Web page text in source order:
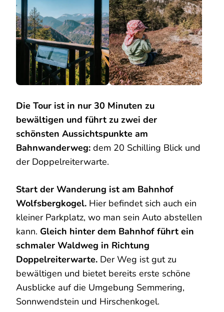
Die Tour ist in nur 30 Minuten zu
bewältigen und führt zu zwei der
schönsten Aussichtspunkte am
Bahnwanderweg: dem 20 Schilling Blick und
der Doppelreiterwarte.
Start der Wanderung ist am Bahnhof
Wolfsbergkogel. Hier befindet sich auch ein
kleiner Parkplatz, wo man sein Auto abstellen
kann. Gleich hinter dem Bahnhof führt ein
schmaler Waldweg in Richtung
Doppelreiterwarte. Der Weg ist gut zu
bewältigen und bietet bereits erste schöne
Ausblicke auf die Umgebung Semmering,
Sonnwendstein und Hirschenkogel.